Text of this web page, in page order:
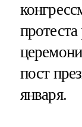
пост
января.